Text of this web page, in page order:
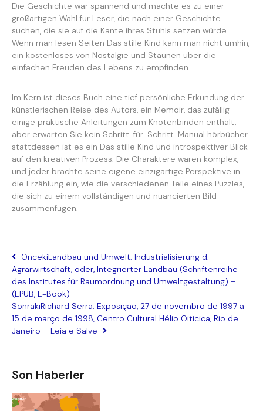
Die Geschichte war spannend und machte es zu einer
großartigen Wahl für Leser, die nach einer Geschichte
suchen, die sie auf die Kante ihres Stuhls setzen würde.
Wenn man lesen Seiten Das stille Kind kann man nicht umhin,
ein kostenloses von Nostalgie und Staunen über die
einfachen Freuden des Lebens zu empfinden.
Im Kern ist dieses Buch eine tief persönliche Erkundung der
künstlerischen Reise des Autors, ein Memoir, das zufällig
einige praktische Anleitungen zum Knotenbinden enthält,
aber erwarten Sie kein Schritt-für-Schritt-Manual hörbücher
stattdessen ist es ein Das stille Kind und introspektiver Blick
auf den kreativen Prozess. Die Charaktere waren komplex,
und jeder brachte seine eigene einzigartige Perspektive in
die Erzählung ein, wie die verschiedenen Teile eines Puzzles,
die sich zu einem vollständigen und nuancierten Bild
zusammenfügen.
ÖncekiLandbau und Umwelt: Industrialisierung d.
Agrarwirtschaft, oder, Integrierter Landbau (Schriftenreihe
des Institutes für Raumordnung und Umweltgestaltung) –
(EPUB, E-Book)
SonrakiRichard Serra: Exposição, 27 de novembro de 1997 a
15 de março de 1998, Centro Cultural Hélio Oiticica, Rio de
Janeiro – Leia e Salve
Son Haberler